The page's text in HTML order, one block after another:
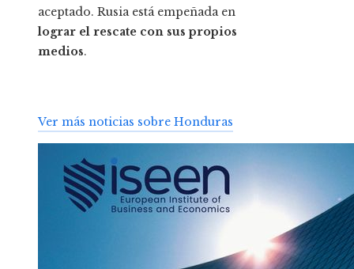
aceptado. Rusia está empeñada en
lograr el rescate con sus propios
medios.
Ver más noticias sobre Honduras